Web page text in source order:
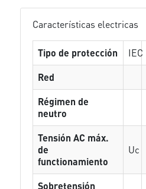
Características electricas
Tipo de protección IEC
Red
Régimen de
neutro
Tensión AC máx.
de
functionamiento
Uc
Sobretensión